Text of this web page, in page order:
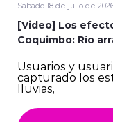
Sábado 18 de julio de
[Video] Los
Coquimbo: Río
Usuarios y
capturado los
lluvias,